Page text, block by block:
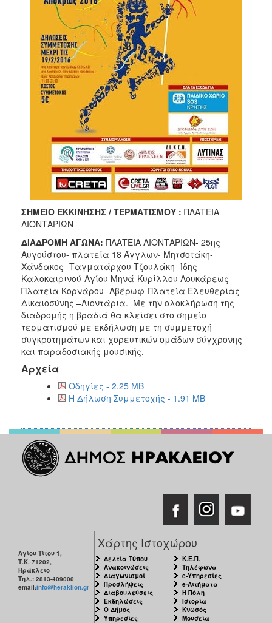
ΣΗΜΕΙΟ ΕΚΚΙΝΗΣΗΣ / ΤΕΡΜΑΤΙΣΜΟΥ : ΠΛΑΤΕΙΑ
ΛΙΟΝΤΑΡΙΩΝ
ΔΙΑΔΡΟΜΗ ΑΓΩΝΑ: ΠΛΑΤΕΙΑ ΛΙΟΝΤΑΡΙΩΝ- 25ης
Αυγούστου- πλατεία 18 Άγγλων- Μητσοτάκη-
Χάνδακος- Ταγματάρχου Τζουλάκη- Ίδης-
Καλοκαιρινού-Αγίου Μηνά-Κυρίλλου Λουκάρεως-
Πλατεία Κορνάρου- Αβέρωφ-Πλατεία Ελευθερίας-
Δικαιοσύνης –Λιοντάρια. Με την ολοκλήρωση της
διαδρομής η βραδιά θα κλείσει στο σημείο
τερματισμού με εκδήλωση με τη συμμετοχή
συγκροτημάτων και χορευτικών ομάδων σύγχρονης
και παραδοσιακής μουσικής.
Αρχεία
Οδηγίες - 2.25 MB
Η Δήλωση Συμμετοχής - 1.91 MB
Αγίου Τίτου 1,
Τ.Κ. 71202,
Ηράκλειο
Τηλ.: 2813-409000
email:info@heraklion.gr
Χάρτης Ιστοχώρου
Δελτία Τύπου
Ανακοινώσεις
Διαγωνισμοί
Προσλήψεις
Διαβουλεύσεις
Εκδηλώσεις
Ο Δήμος
Υπηρεσίες
Κ.Ε.Π.
Τηλέφωνα
e-Υπηρεσίες
e-Αιτήματα
Η Πόλη
Ιστορία
Κνωσός
Μουσεία